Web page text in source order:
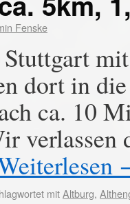
Fenske
dort in
ca. 10
verlassen
mitAltburg,